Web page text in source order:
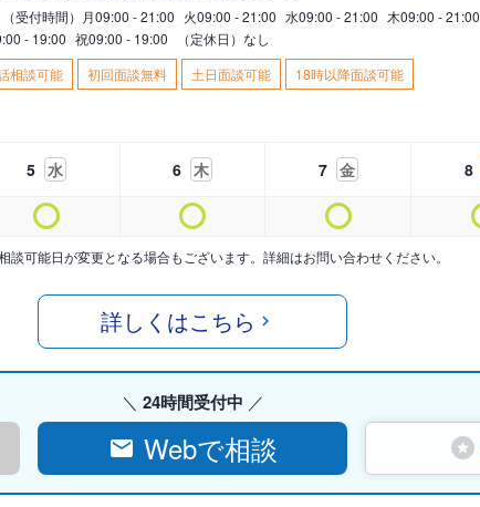
（受付時間） 月09:00 - 21:00 火09:00 - 21:00 水09:00 - 21:00 木09:00 - 21:00
- 19:00 祝09:00 - 19:00
（定休日）なし
相談可能
初回面談無料 土日面談可能 18時以降面談可能
5 水 6 木 7 金 8
談可能日が変更となる場合もございます。詳細はお問い合わせください。
詳しくはこちら
24時間受付中
Webで相談